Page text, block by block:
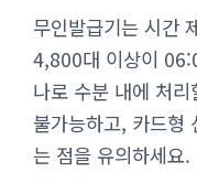
무인발급기는 시간
4,800대 이상이
나로 수분 내에 처
불가능하고, 카드형
는 점을 유의하세요.